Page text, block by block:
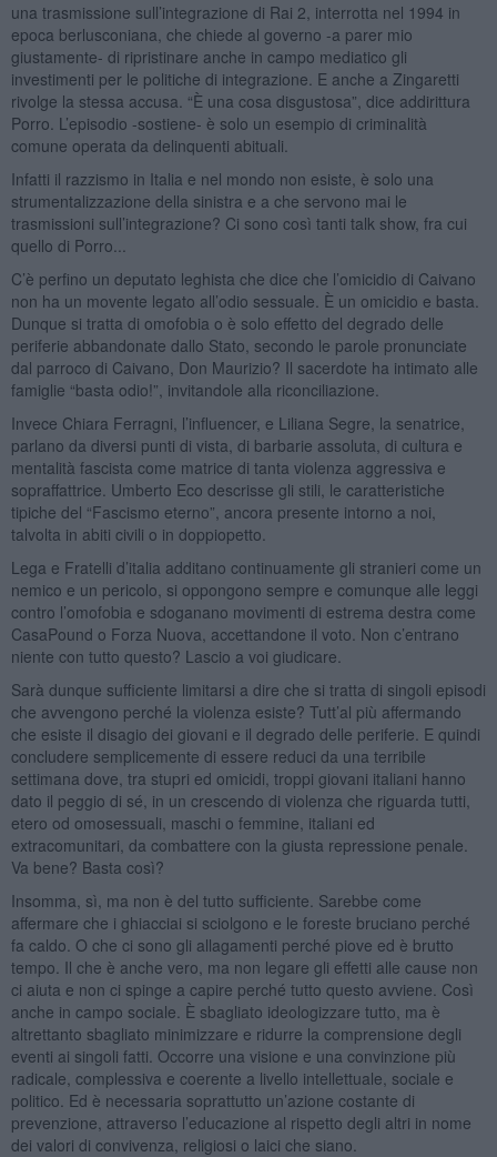
una trasmissione sull’integrazione di Rai 2, interrotta nel 1994 in
epoca berlusconiana, che chiede al governo -a parer mio
giustamente- di ripristinare anche in campo mediatico gli
investimenti per le politiche di integrazione. E anche a Zingaretti
rivolge la stessa accusa. “È una cosa disgustosa”, dice addirittura
Porro. L’episodio -sostiene- è solo un esempio di criminalità
comune operata da delinquenti abituali.
Infatti il razzismo in Italia e nel mondo non esiste, è solo una
strumentalizzazione della sinistra e a che servono mai le
trasmissioni sull’integrazione? Ci sono così tanti talk show, fra cui
quello di Porro...
C’è perfino un deputato leghista che dice che l’omicidio di Caivano
non ha un movente legato all’odio sessuale. È un omicidio e basta.
Dunque si tratta di omofobia o è solo effetto del degrado delle
periferie abbandonate dallo Stato, secondo le parole pronunciate
dal parroco di Caivano, Don Maurizio? Il sacerdote ha intimato alle
famiglie “basta odio!”, invitandole alla riconciliazione.
Invece Chiara Ferragni, l’influencer, e Liliana Segre, la senatrice,
parlano da diversi punti di vista, di barbarie assoluta, di cultura e
mentalità fascista come matrice di tanta violenza aggressiva e
sopraffattrice. Umberto Eco descrisse gli stili, le caratteristiche
tipiche del “Fascismo eterno”, ancora presente intorno a noi,
talvolta in abiti civili o in doppiopetto.
Lega e Fratelli d’italia additano continuamente gli stranieri come un
nemico e un pericolo, si oppongono sempre e comunque alle leggi
contro l’omofobia e sdoganano movimenti di estrema destra come
CasaPound o Forza Nuova, accettandone il voto. Non c’entrano
niente con tutto questo? Lascio a voi giudicare.
Sarà dunque sufficiente limitarsi a dire che si tratta di singoli episodi
che avvengono perché la violenza esiste? Tutt’al più affermando
che esiste il disagio dei giovani e il degrado delle periferie. E quindi
concludere semplicemente di essere reduci da una terribile
settimana dove, tra stupri ed omicidi, troppi giovani italiani hanno
dato il peggio di sé, in un crescendo di violenza che riguarda tutti,
etero od omosessuali, maschi o femmine, italiani ed
extracomunitari, da combattere con la giusta repressione penale.
Va bene? Basta così?
Insomma, sì, ma non è del tutto sufficiente. Sarebbe come
affermare che i ghiacciai si sciolgono e le foreste bruciano perché
fa caldo. O che ci sono gli allagamenti perché piove ed è brutto
tempo. Il che è anche vero, ma non legare gli effetti alle cause non
ci aiuta e non ci spinge a capire perché tutto questo avviene. Così
anche in campo sociale. È sbagliato ideologizzare tutto, ma è
altrettanto sbagliato minimizzare e ridurre la comprensione degli
eventi ai singoli fatti. Occorre una visione e una convinzione più
radicale, complessiva e coerente a livello intellettuale, sociale e
politico. Ed è necessaria soprattutto un’azione costante di
prevenzione, attraverso l’educazione al rispetto degli altri in nome
dei valori di convivenza, religiosi o laici che siano.